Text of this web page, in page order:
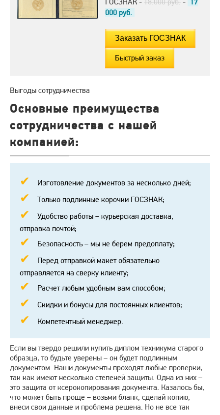
000 руб.
Быстрый заказ
Выгоды сотрудничества
Основные преимущества
сотрудничества с нашей
компанией:
Изготовление документов за несколько дней;
Только подлинные корочки ГОСЗНАК;
Удобство работы – курьерская доставка,
отправка почтой;
Безопасность – мы не берем предоплату;
Перед отправкой макет обязательно
отправляется на сверку клиенту;
Расчет любым удобным вам способом;
Скидки и бонусы для постоянных клиентов;
Компетентный менеджер.
Если вы твердо решили купить диплом техникума старого
образца, то будьте уверены – он будет подлинным
документом. Наши документы проходят любые проверки,
так как имеют несколько степеней защиты. Одна из них –
это защита от ксерокопирования документа. Казалось бы,
что может быть проще – возьми бланк, сделай копию,
внеси свои данные и проблема решена. Но не все так